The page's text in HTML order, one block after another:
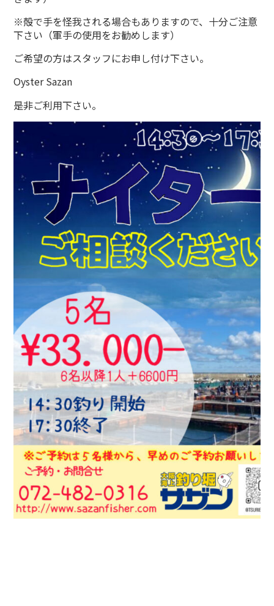
※殻で手を怪我される場合もありますので、十分ご注意
下さい（軍手の使用をお勧めします）
ご希望の方はスタッフにお申し付け下さい。
Oyster Sazan
是非ご利用下さい。